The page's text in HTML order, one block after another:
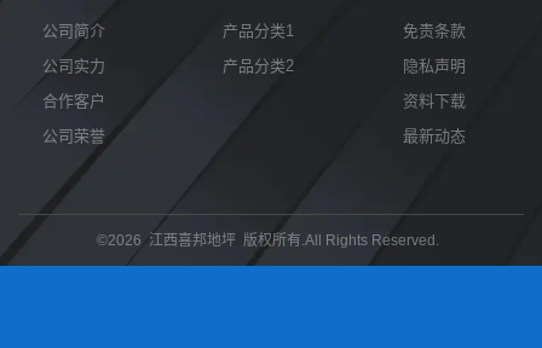
公司简介
公司实力
合作客户
公司荣誉
产品分类1
产品分类2
免责条款
隐私声明
资料下载
最新动态
©2026 江西喜邦地坪 版权所有.All Rights Reserved.